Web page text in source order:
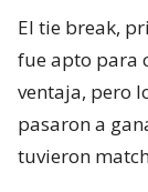
El tie break,
fue apto para
ventaja, pero
pasaron a
tuvieron